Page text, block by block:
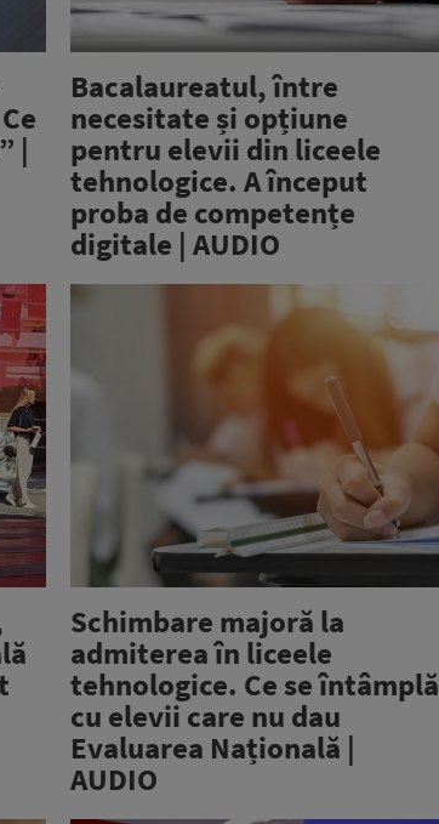
|
Bacalaureatul, între
necesitate și opțiune
pentru elevii din liceele
tehnologice. A început
proba de competențe
digitale | AUDIO
Schimbare majoră la
admiterea în liceele
tehnologice. Ce se întâmplă
cu elevii care nu dau
Evaluarea Națională |
AUDIO